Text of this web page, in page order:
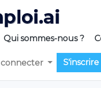
Qui sommes-nous ?
connecter S'inscrire